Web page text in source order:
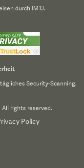
durch IMTJ.
Security-Scanning.
rights reserved.
Policy
experience,